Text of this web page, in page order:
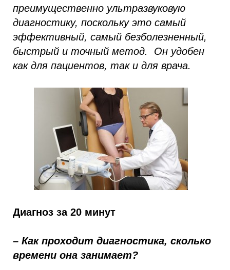
преимущественно ультразвуковую
диагностику, поскольку это самый
эффективный, самый безболезненный,
быстрый и точный метод. Он удобен
как для пациентов, так и для врача.
Диагноз за 20 минут
– Как проходит диагностика, сколько
времени она занимает?